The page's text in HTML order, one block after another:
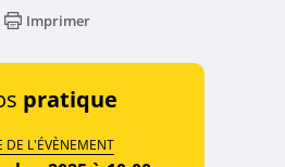
Imprimer
pratique
DE L'ÉVÈNEMENT